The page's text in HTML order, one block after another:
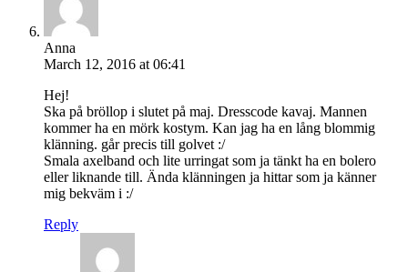
Anna
March 12, 2016 at 06:41
Hej!
Ska på bröllop i slutet på maj. Dresscode kavaj. Mannen
kommer ha en mörk kostym. Kan jag ha en lång blommig
klänning. går precis till golvet :/
Smala axelband och lite urringat som ja tänkt ha en bolero
eller liknande till. Ända klänningen ja hittar som ja känner
mig bekväm i :/
Reply